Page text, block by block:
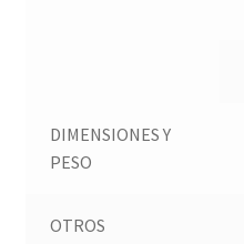
DIMENSIONES Y
PESO
OTROS